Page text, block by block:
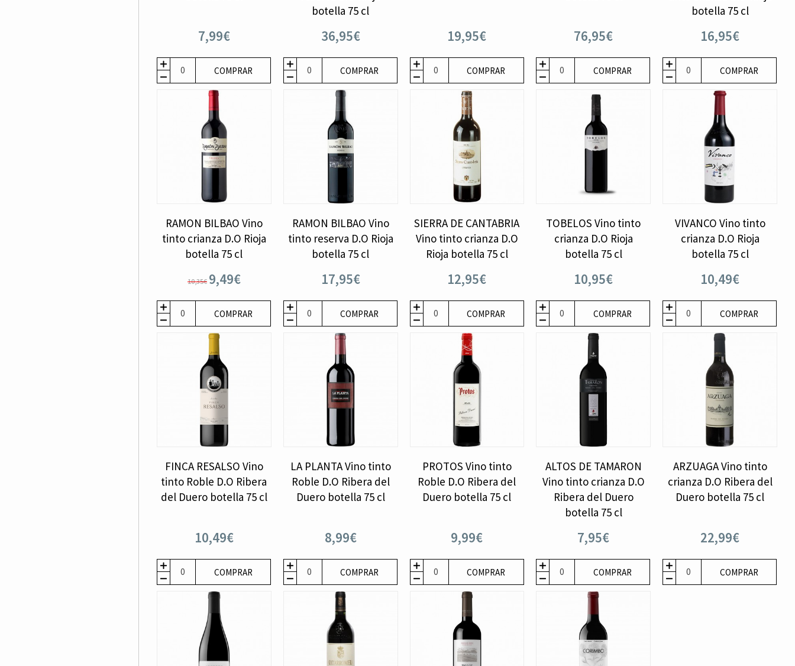
7,99€
COMPRAR
botella 75 cl
36,95€
COMPRAR
19,95€
COMPRAR
76,95€
COMPRAR
botella 75 cl
16,95€
COMPRAR
RAMON BILBAO Vino
tinto crianza D.O Rioja
botella 75 cl
10,35€ 9,49€
COMPRAR
RAMON BILBAO Vino
tinto reserva D.O Rioja
botella 75 cl
17,95€
COMPRAR
SIERRA DE CANTABRIA
Vino tinto crianza D.O
Rioja botella 75 cl
12,95€
COMPRAR
TOBELOS Vino tinto
crianza D.O Rioja
botella 75 cl
10,95€
COMPRAR
VIVANCO Vino tinto
crianza D.O Rioja
botella 75 cl
10,49€
COMPRAR
FINCA RESALSO Vino
tinto Roble D.O Ribera
del Duero botella 75 cl
10,49€
COMPRAR
LA PLANTA Vino tinto
Roble D.O Ribera del
Duero botella 75 cl
8,99€
COMPRAR
PROTOS Vino tinto
Roble D.O Ribera del
Duero botella 75 cl
9,99€
COMPRAR
ALTOS DE TAMARON
Vino tinto crianza D.O
Ribera del Duero
botella 75 cl
7,95€
COMPRAR
ARZUAGA Vino tinto
crianza D.O Ribera del
Duero botella 75 cl
22,99€
COMPRAR